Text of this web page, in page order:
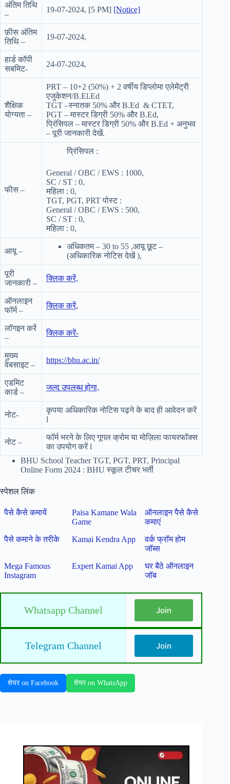
अंतिम तिथि
–
19-07-2024, [5 PM] [Notice]
फ़ीस अंतिम
तिथि –
19-07-2024,
हार्ड कॉपी
सबमिट-
24-07-2024,
शैक्षिक
योग्यता –
PRT – 10+2 (50%) + 2 वर्षीय डिप्लोमा एलेमेंट्री
एजुकेशन/B.El.Ed
TGT –स्नातक 50% और B.Ed & CTET,
PGT – मास्टर डिग्री 50% और B.Ed,
प्रिंसिपल –मास्टर डिग्री 50% और B.Ed + अनुभव
–पूरी जानकारी देखें.
फीस –
प्रिंसिपल :
General / OBC / EWS : 1000,
SC / ST : 0,
महिला : 0,
TGT, PGT, PRT पोस्ट :
General / OBC / EWS : 500,
SC / ST : 0,
महिला : 0,
आयू –
अधिकतम – 30 to 55 ,आयू छूट –
(अधिकारिक नोटिस देखें ),
पूरी
जानकारी –
क्लिक करें,
ऑनलाइन
फॉर्म –
क्लिक करें,
लॉगइन करें
–
क्लिक करें-
मुख्य
वेबसाइट –
https://bhu.ac.in/
एडमिट
कार्ड –
जल्द उपलब्ध होगा,
नोट-
कृपया अधिकारिक नोटिस पढ़ने के बाद ही आवेदन करें
l
नोट –
फॉर्म भरने के लिए गूगल क्रोम या मोज़िला फायरफॉक्स
का उपयोग करें l
BHU School Teacher TGT, PGT, PRT, Principal
Online Form 2024 : BHU स्कूल टीचर भर्ती
स्पेशल लिंक
पैसे कैसे कमायें
Paisa Kamane Wala
Game
ऑनलाइन पैसे कैसे
कमाएं
पैसे कमाने के तरीके
Kamai Kendra App
वर्क फ्रॉम होम
जॉब्स
Mega Famous
Instagram
Expert Kamai App
घर बैठे ऑनलाइन
जॉब
Whatsapp Channel Join
Telegram Channel Join
शेयर on Facebook शेयर on WhatsApp